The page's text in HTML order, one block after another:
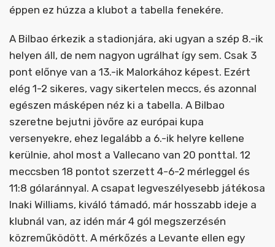
éppen ez húzza a klubot a tabella fenekére.
A Bilbao érkezik a stadionjára, aki ugyan a szép 8.-ik
helyen áll, de nem nagyon ugrálhat így sem. Csak 3
pont előnye van a 13.-ik Malorkához képest. Ezért
elég 1-2 sikeres, vagy sikertelen meccs, és azonnal
egészen másképen néz ki a tabella. A Bilbao
szeretne bejutni jövőre az európai kupa
versenyekre, ehez legalább a 6.-ik helyre kellene
kerülnie, ahol most a Vallecano van 20 ponttal. 12
meccsben 18 pontot szerzett 4-6-2 mérleggel és
11:8 gólaránnyal. A csapat legveszélyesebb játékosa
Inaki Williams, kiváló támadó, már hosszabb ideje a
klubnál van, az idén már 4 gól megszerzésén
közreműködött. A mérkőzés a Levante ellen egy